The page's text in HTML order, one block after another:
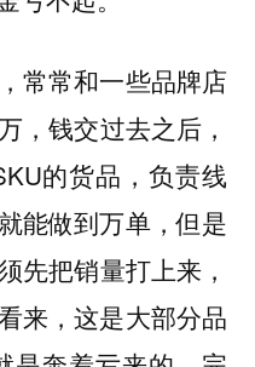
常常和一些品牌店
，钱交过去之后，
的货品，负责线
能做到万单，但是
把销量打上来，
来，这是大部分品